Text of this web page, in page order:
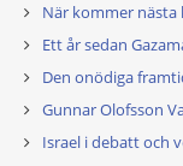
När kommer nästa
Ett år sedan
Den onödiga
Gunnar Olofsson
Israel i debatt och